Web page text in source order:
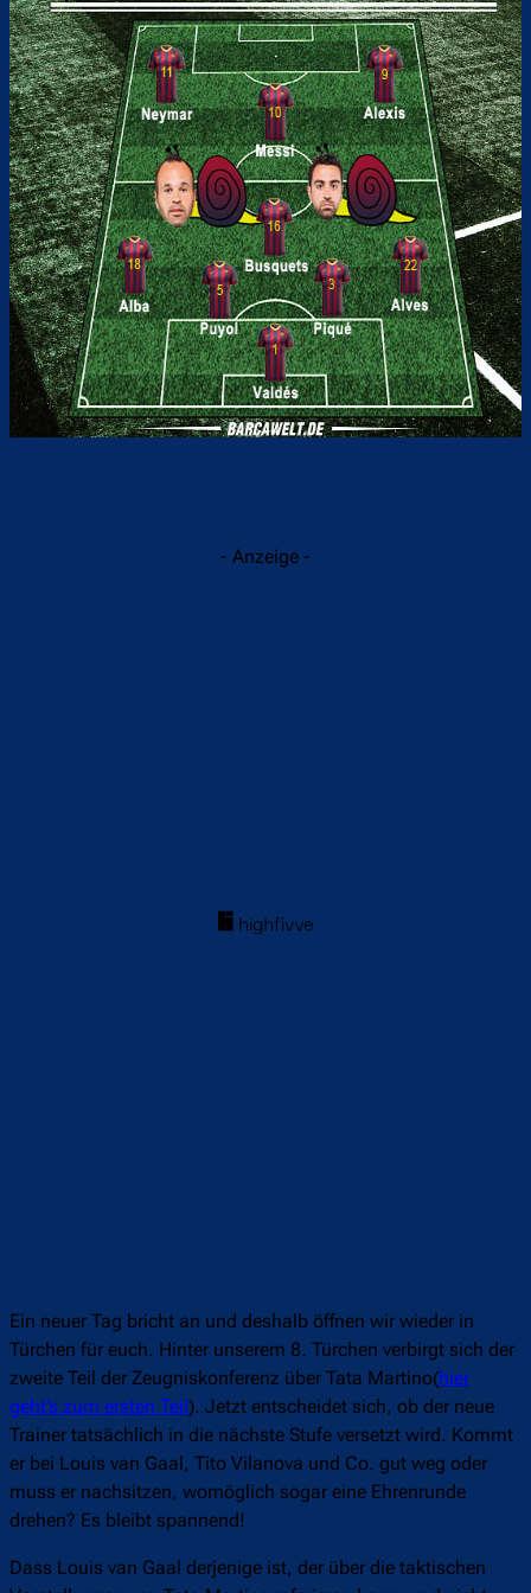
- Anzeige -
Ein neuer Tag bricht an und deshalb öffnen wir wieder in
Türchen für euch. Hinter unserem 8. Türchen verbirgt sich der
zweite Teil der Zeugniskonferenz über Tata Martino(hier
geht’s zum ersten Teil). Jetzt entscheidet sich, ob der neue
Trainer tatsächlich in die nächste Stufe versetzt wird. Kommt
er bei Louis van Gaal, Tito Vilanova und Co. gut weg oder
muss er nachsitzen, womöglich sogar eine Ehrenrunde
drehen? Es bleibt spannend!
Dass Louis van Gaal derjenige ist, der über die taktischen